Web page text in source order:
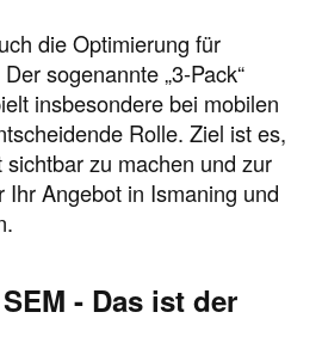
die Optimierung für
sogenannte „3-Pack“
insbesondere bei mobilen
Rolle. Ziel ist es,
zu machen und zur
Angebot in Ismaning und
- Das ist der